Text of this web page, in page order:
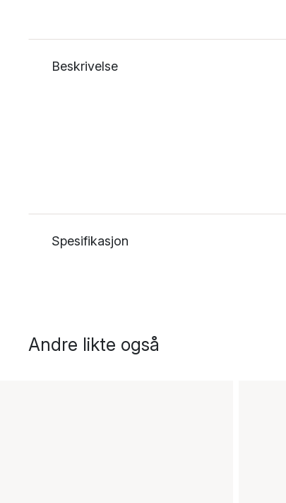
Beskrivelse
Spesifikasjon
Andre likte også